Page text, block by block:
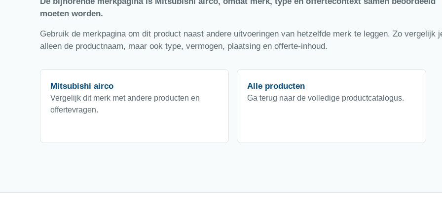
moeten worden.
Gebruik de merkpagina om dit product naast andere uitvoeringen van hetzelfde merk te leggen. Zo vergelijk
alleen de productnaam, maar ook type, vermogen, plaatsing en offerte-inhoud.
Mitsubishi airco
Vergelijk dit merk met andere producten en
offertevragen.
Alle producten
Ga terug naar de volledige productcatalogus.